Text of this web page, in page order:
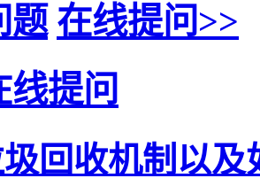
题 在线提问>>
线提问
回收机制以及